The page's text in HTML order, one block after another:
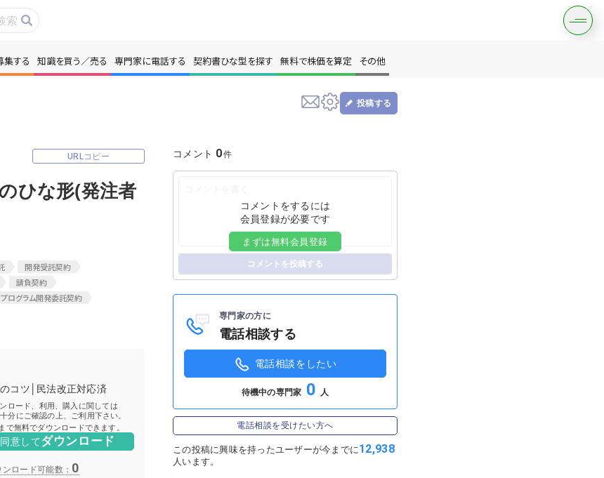
無料で株価を算定
を無料でお試し 無料でアンケート
ちょこっと相談とは？
集する 知識を買う／売る 専門家に電話する 契約書ひな型を探す 無料で株価を算定 その他
投稿する
URLコピー
ひな形(発注者
開発受託契約
請負契約
プログラム開発委託契約
コツ│民法改正対応済
ロード、利用、購入に関しては
分にご確認の上、ご利用下さい。
で無料でダウンロードできます。
意してダウンロード
0
コメント 0
コメントをするには
会員登録が必要です
まずは無料会員登録
コメントを投稿する
専門家の方に
電話相談する
電話相談をしたい
待機中の専門家 0 人
電話相談を受けたい方へ
この投稿に興味を持ったユーザーが今までに12,938
人います。